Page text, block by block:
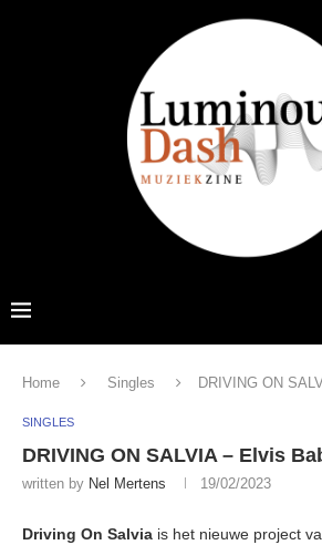
Home Singles DRIVING ON
SINGLES
DRIVING ON SALVIA – Elvis
written by Nel Mertens 19/02/2023
Driving On Salvia is het nieuwe project